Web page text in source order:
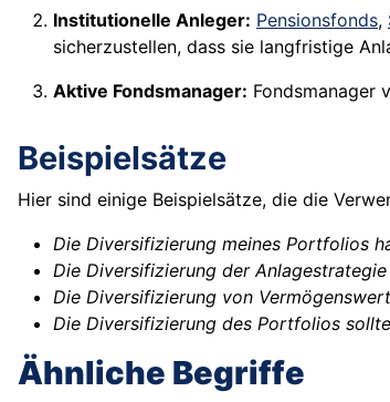
Institutionelle Anleger: Pensionsfonds,
sicherzustellen, dass sie langfristige
Aktive Fondsmanager: Fondsmanager
Beispielsätze
Hier sind einige Beispielsätze, die die
Die Diversifizierung meines Portfolios
Die Diversifizierung der
Die Diversifizierung von
Die Diversifizierung des Portfolios
Ähnliche Begriffe